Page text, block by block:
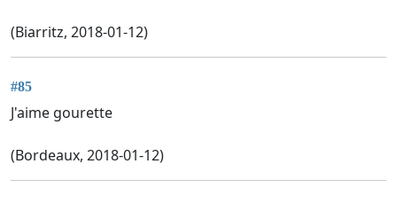
(Biarritz, 2018-01-12)
#85
J'aime gourette
(Bordeaux, 2018-01-12)